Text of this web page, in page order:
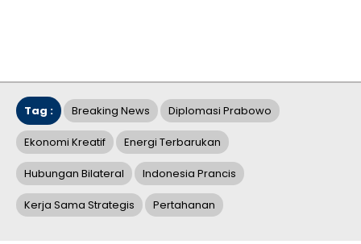
Tag : Breaking News Diplomasi Prabowo
Ekonomi Kreatif Energi Terbarukan
Hubungan Bilateral Indonesia Prancis
Kerja Sama Strategis Pertahanan